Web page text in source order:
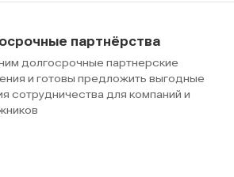
партнёрства
долгосрочные партнерские
и готовы предложить выгодные
сотрудничества для компаний и